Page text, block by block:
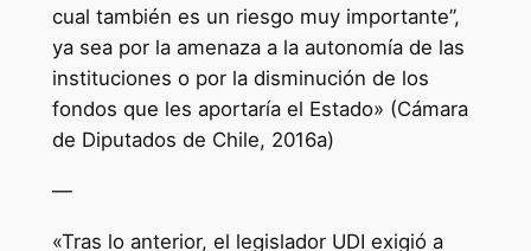
cual también es un riesgo muy importante”,
ya sea por la amenaza a la autonomía de las
instituciones o por la disminución de los
fondos que les aportaría el Estado» (Cámara
de Diputados de Chile, 2016a)
—
«Tras lo anterior, el legislador UDI exigió a